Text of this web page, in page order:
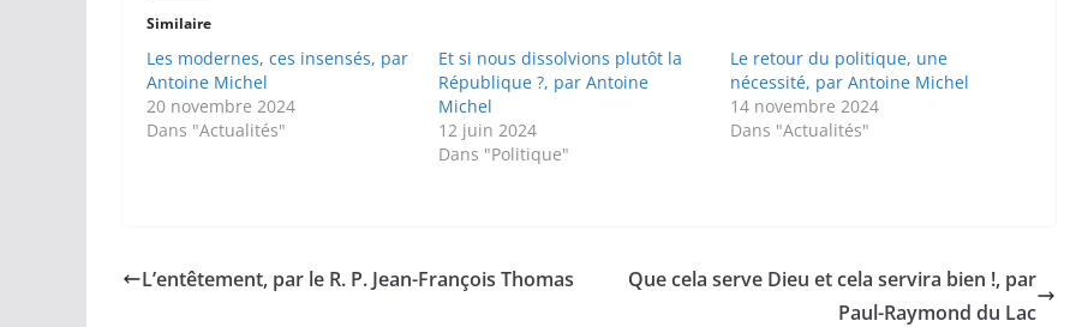
Similaire
Les modernes, ces insensés, par
Antoine Michel
20 novembre 2024
Dans "Actualités"
Et si nous dissolvions plutôt la
République ?, par Antoine
Michel
12 juin 2024
Dans "Politique"
Le retour du politique, une
nécessité, par Antoine Michel
14 novembre 2024
Dans "Actualités"
L’entêtement, par le R. P. Jean-François Thomas
Que cela serve Dieu et cela servira bien !, par
Paul-Raymond du Lac